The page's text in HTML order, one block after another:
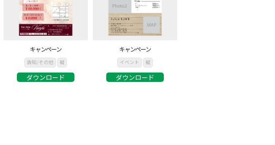
キャンペーン
告知/その他 縦
ダウンロード
キャンペーン
イベント 縦
ダウンロード